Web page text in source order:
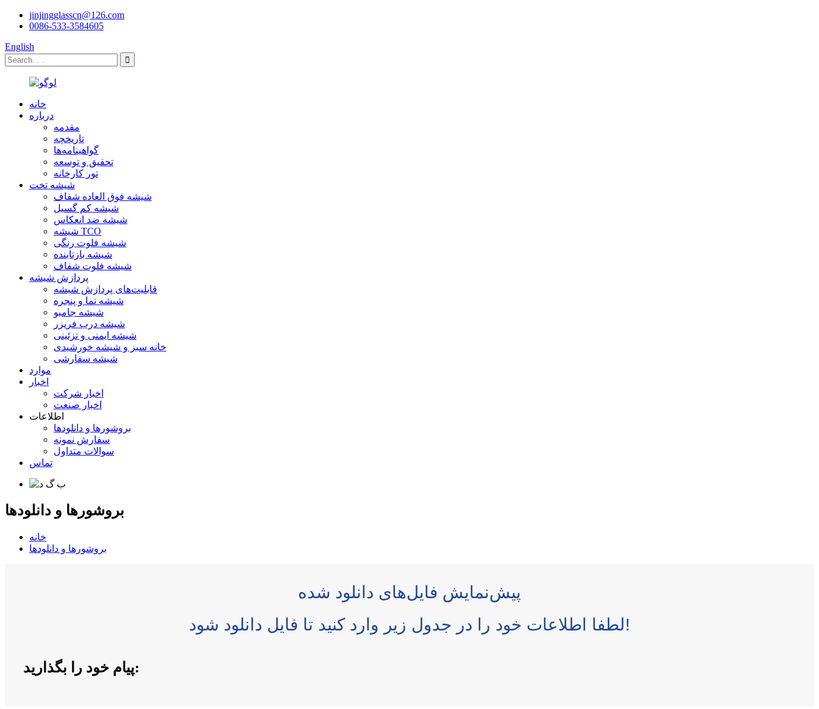
jinjingglasscn@126.com
0086-533-3584605
English
خانه
درباره
مقدمه
تاریخچه
گواهینامه‌ها
تحقیق و توسعه
تور کارخانه
شیشه تخت
شیشه فوق العاده شفاف
شیشه کم گسیل
شیشه ضد انعکاس
شیشه TCO
شیشه فلوت رنگی
شیشه بازتابنده
شیشه فلوت شفاف
پردازش شیشه
قابلیت‌های پردازش شیشه
شیشه نما و پنجره
شیشه جامبو
شیشه درب فریزر
شیشه ایمنی و تزئینی
خانه سبز و شیشه خورشیدی
شیشه سفارشی
موارد
اخبار
اخبار شرکت
اخبار صنعت
اطلاعات
بروشورها و دانلودها
سفارش نمونه
سوالات متداول
تماس
بروشورها و دانلودها
خانه
بروشورها و دانلودها
پیش‌نمایش فایل‌های دانلود شده
لطفا اطلاعات خود را در جدول زیر وارد کنید تا فایل دانلود شود!
پیام خود را بگذارید: